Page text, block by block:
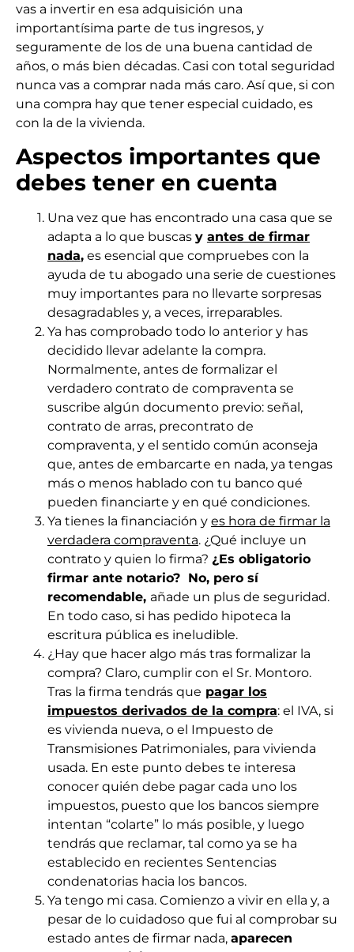
vas a invertir en esa adquisición una
importantísima parte de tus ingresos, y
seguramente de los de una buena cantidad de
años, o más bien décadas. Casi con total seguridad
nunca vas a comprar nada más caro. Así que, si con
una compra hay que tener especial cuidado, es
con la de la vivienda.
Aspectos importantes que
debes tener en cuenta
Una vez que has encontrado una casa que se
adapta a lo que buscas y antes de firmar
nada, es esencial que compruebes con la
ayuda de tu abogado una serie de cuestiones
muy importantes para no llevarte sorpresas
desagradables y, a veces, irreparables.
Ya has comprobado todo lo anterior y has
decidido llevar adelante la compra.
Normalmente, antes de formalizar el
verdadero contrato de compraventa se
suscribe algún documento previo: señal,
contrato de arras, precontrato de
compraventa, y el sentido común aconseja
que, antes de embarcarte en nada, ya tengas
más o menos hablado con tu banco qué
pueden financiarte y en qué condiciones.
Ya tienes la financiación y es hora de firmar la
verdadera compraventa. ¿Qué incluye un
contrato y quien lo firma? ¿Es obligatorio
firmar ante notario? No, pero sí
recomendable, añade un plus de seguridad.
En todo caso, si has pedido hipoteca la
escritura pública es ineludible.
¿Hay que hacer algo más tras formalizar la
compra? Claro, cumplir con el Sr. Montoro.
Tras la firma tendrás que pagar los
impuestos derivados de la compra: el IVA, si
es vivienda nueva, o el Impuesto de
Transmisiones Patrimoniales, para vivienda
usada. En este punto debes te interesa
conocer quién debe pagar cada uno los
impuestos, puesto que los bancos siempre
intentan “colarte” lo más posible, y luego
tendrás que reclamar, tal como ya se ha
establecido en recientes Sentencias
condenatorias hacia los bancos.
Ya tengo mi casa. Comienzo a vivir en ella y, a
pesar de lo cuidadoso que fui al comprobar su
estado antes de firmar nada, aparecen